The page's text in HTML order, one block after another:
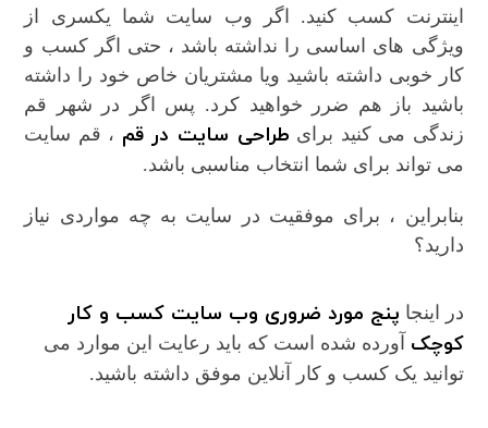
اینترنت کسب کنید. اگر وب سایت شما یکسری از
ویژگی های اساسی را نداشته باشد ، حتی اگر کسب و
کار خوبی داشته باشید ویا مشتریان خاص خود را داشته
باشید باز هم ضرر خواهید کرد. پس اگر در شهر قم
زندگی می کنید برای طراحی سایت در قم ، قم سایت
می تواند برای شما انتخاب مناسبی باشد.
بنابراین ، برای موفقیت در سایت به چه مواردی نیاز
دارید؟
در اینجا پنج مورد ضروری وب سایت کسب و کار
کوچک آورده شده است که باید رعایت این موارد می
توانید یک کسب و کار آنلاین موفق داشته باشید.